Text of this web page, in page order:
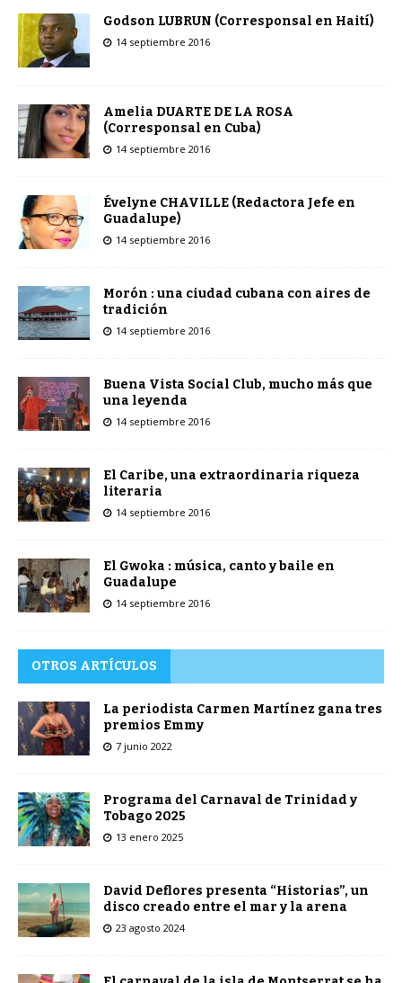
Godson LUBRUN (Corresponsal en Haití)
14 septiembre 2016
Amelia DUARTE DE LA ROSA
(Corresponsal en Cuba)
14 septiembre 2016
Évelyne CHAVILLE (Redactora Jefe en
Guadalupe)
14 septiembre 2016
Morón : una ciudad cubana con aires de
tradición
14 septiembre 2016
Buena Vista Social Club, mucho más que
una leyenda
14 septiembre 2016
El Caribe, una extraordinaria riqueza
literaria
14 septiembre 2016
El Gwoka : música, canto y baile en
Guadalupe
14 septiembre 2016
OTROS ARTÍCULOS
La periodista Carmen Martínez gana tres
premios Emmy
7 junio 2022
Programa del Carnaval de Trinidad y
Tobago 2025
13 enero 2025
David Deflores presenta “Historias”, un
disco creado entre el mar y la arena
23 agosto 2024